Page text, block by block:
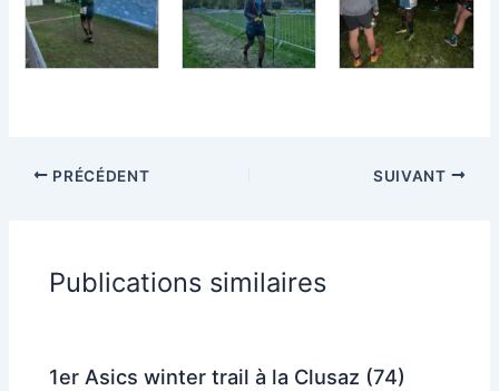
PRÉCÉDENT SUIVANT
Publications similaires
1er Asics winter trail à la Clusaz (74)